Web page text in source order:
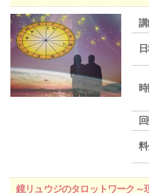
鏡リュウジのタロットワーク～